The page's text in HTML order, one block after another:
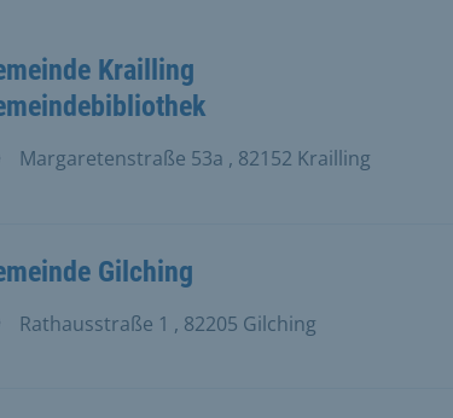
in der Ergebnisliste und Karte.
Krailling
Margaretenstraße 53a , 82152 Krailling
Gilching
Rathausstraße 1 , 82205 Gilching